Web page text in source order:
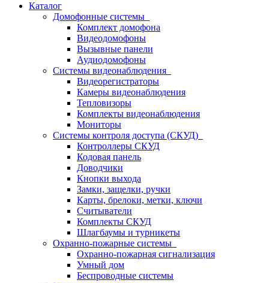
Каталог
Домофонные системы
Комплект домофона
Видеодомофоны
Вызывные панели
Аудиодомофоны
Системы видеонаблюдения
Видеорегистраторы
Камеры видеонаблюдения
Тепловизоры
Комплекты видеонаблюдения
Мониторы
Системы контроля доступа (СКУД)
Контроллеры СКУД
Кодовая панель
Доводчики
Кнопки выхода
Замки, защелки, ручки
Карты, брелоки, метки, ключи
Считыватели
Комплекты СКУД
Шлагбаумы и турникеты
Охранно-пожарные системы
Охранно-пожарная сигнализация
Умный дом
Беспроводные системы